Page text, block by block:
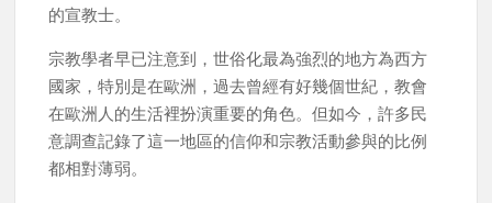
的宣教士。
宗教學者早已注意到，世俗化最為強烈的地方為西方
國家，特別是在歐洲，過去曾經有好幾個世紀，教會
在歐洲人的生活裡扮演重要的角色。但如今，許多民
意調查記錄了這一地區的信仰和宗教活動參與的比例
都相對薄弱。